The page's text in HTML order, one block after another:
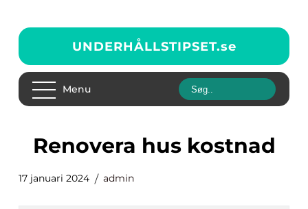
UNDERHÅLLSTIPSET.se
Menu
renovera hus kostnad
17 januari 2024 admin